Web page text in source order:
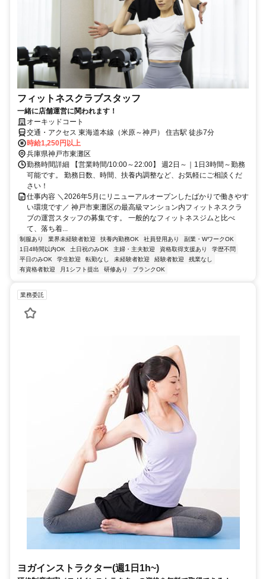
フィットネスクラブスタッフ
一緒に店舗運営に関われます！
オーキッドコート
交通・アクセス 東海道本線（米原～神戸） 住吉駅 徒歩7分
時給1,250円以上
兵庫県神戸市東灘区
勤務時間詳細 【営業時間/10:00～22:00】 週2日～｜1日3時間～勤務
可能です。 勤務日数、時間、扶養内調整など、お気軽にご相談くだ
さい！
仕事内容 ＼2026年5月にリニューアルオープンしたばかりで働きやす
い環境です／ 神戸市東灘区の最高級マンション内フィットネスクラ
ブの運営スタッフの募集です。 一般的なフィットネスジムと比べ
て、落ち着...
制服あり 業界未経験者歓迎 扶養内勤務OK 社員登用あり
副業・WワークOK
1日4時間以内OK
土日祝のみOK 主婦・主夫歓迎 資格取得支援あり
学歴不問
平日のみOK
学生歓迎 転勤なし 未経験者歓迎 経験者歓迎
残業なし
有資格者歓迎
月1シフト提出 研修あり ブランクOK
業務委託
ヨガインストラクター(週1日1h~)